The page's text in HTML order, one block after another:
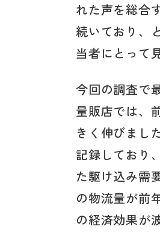
れた声を総合
続いており、
当者にとって
今回の調査で
量販店では、
きく伸びまし
記録しており
た駆け込み需
の物流量が前
の経済効果が